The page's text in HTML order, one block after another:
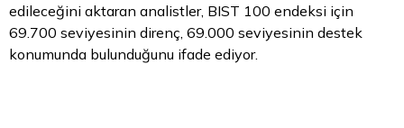
edileceğini aktaran analistler, BIST 100 endeksi için
69.700 seviyesinin direnç, 69.000 seviyesinin destek
konumunda bulunduğunu ifade ediyor.